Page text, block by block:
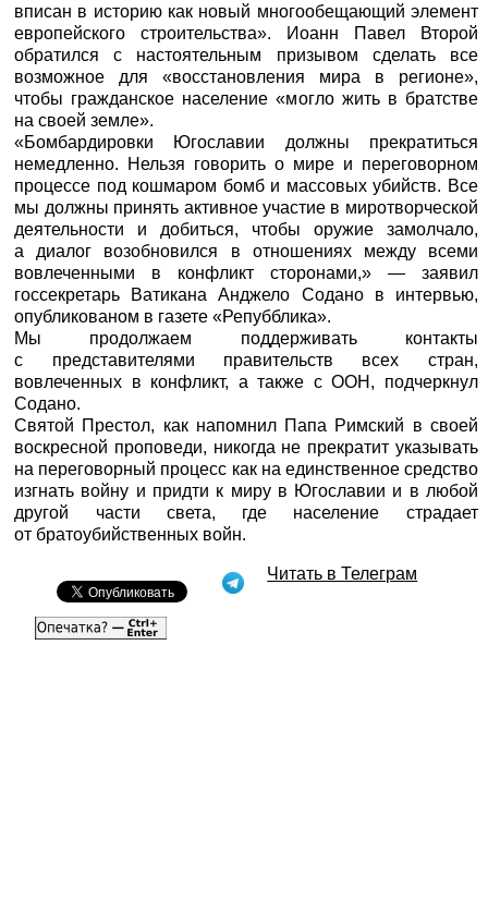
вписан в историю как новый многообещающий элемент
европейского строительства». Иоанн Павел Второй
обратился с настоятельным призывом сделать все
возможное для «восстановления мира в регионе»,
чтобы гражданское население «могло жить в братстве
на своей земле».
«Бомбардировки Югославии должны прекратиться
немедленно. Нельзя говорить о мире и переговорном
процессе под кошмаром бомб и массовых убийств. Все
мы должны принять активное участие в миротворческой
деятельности и добиться, чтобы оружие замолчало,
а диалог возобновился в отношениях между всеми
вовлеченными в конфликт сторонами,» — заявил
госсекретарь Ватикана Анджело Содано в интервью,
опубликованом в газете «Репубблика».
Мы продолжаем поддерживать контакты
с представителями правительств всех стран,
вовлеченных в конфликт, а также с ООН, подчеркнул
Содано.
Святой Престол, как напомнил Папа Римский в своей
воскресной проповеди, никогда не прекратит указывать
на переговорный процесс как на единственное средство
изгнать войну и придти к миру в Югославии и в любой
другой части света, где население страдает
от братоубийственных войн.
Читать в Телеграм